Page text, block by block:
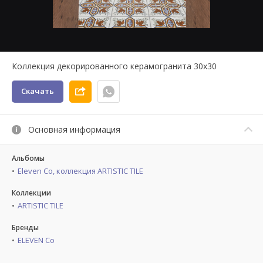
Коллекция декорированного керамогранита 30x30
Скачать
Основная информация
Альбомы
Eleven Co, коллекция ARTISTIC TILE
Коллекции
ARTISTIC TILE
Бренды
ELEVEN Co